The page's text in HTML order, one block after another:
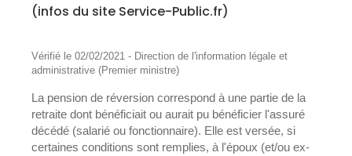
(infos du site Service-Public.fr)
Vérifié le 02/02/2021 - Direction de l'information légale et
administrative (Premier ministre)
La pension de réversion correspond à une partie de la
retraite dont bénéficiait ou aurait pu bénéficier l'assuré
décédé (salarié ou fonctionnaire). Elle est versée, si
certaines conditions sont remplies, à l'époux (et/ou ex-